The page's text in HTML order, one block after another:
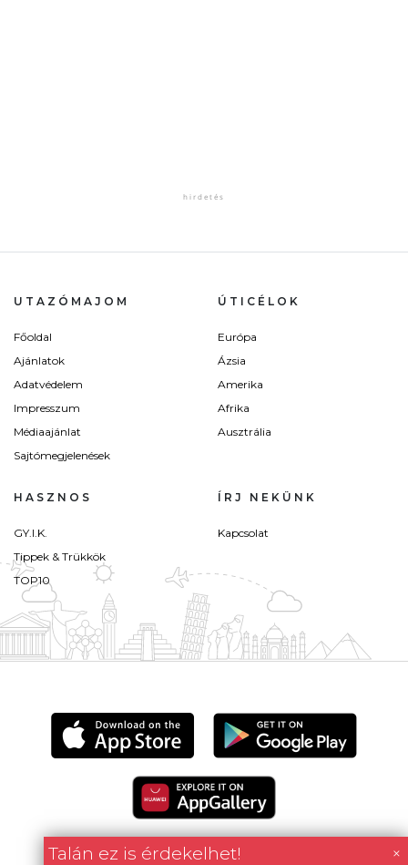
Talán ez is érdekelhet! ×
UTAZÓMAJOM
Főoldal
Ajánlatok
Adatvédelem
Impresszum
Médiaajánlat
Sajtómegjelenések
ÚTICÉLOK
Európa
Ázsia
Amerika
Afrika
Ausztrália
HASZNOS
GY.I.K.
Tippek & Trükkök
TOP10
ÍRJ NEKÜNK
Kapcsolat